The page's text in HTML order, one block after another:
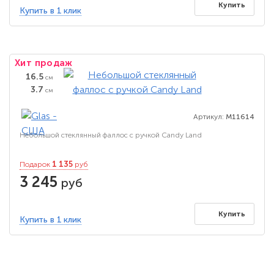
Купить в 1 клик
Купить
Хит продаж
16.5 см
3.7 см
Артикул: M11614
Небольшой стеклянный фаллос с ручкой Candy Land
Подарок 1 135 руб
3 245 руб
Купить в 1 клик
Купить